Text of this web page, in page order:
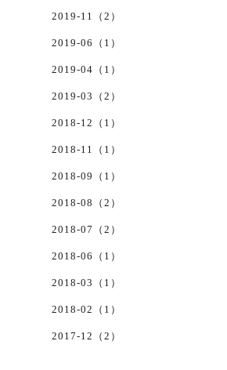
2019-11（2）
2019-06（1）
2019-04（1）
2019-03（2）
2018-12（1）
2018-11（1）
2018-09（1）
2018-08（2）
2018-07（2）
2018-06（1）
2018-03（1）
2018-02（1）
2017-12（2）